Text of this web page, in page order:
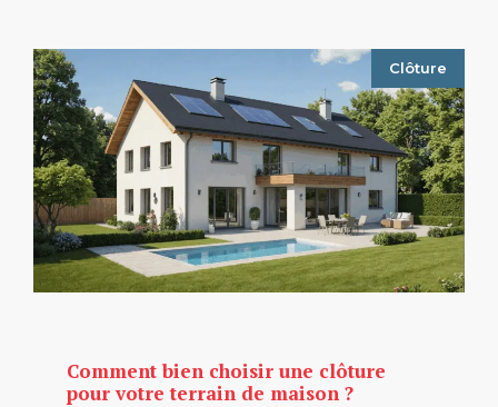
Clôture
Comment bien choisir une clôture
pour votre terrain de maison ?